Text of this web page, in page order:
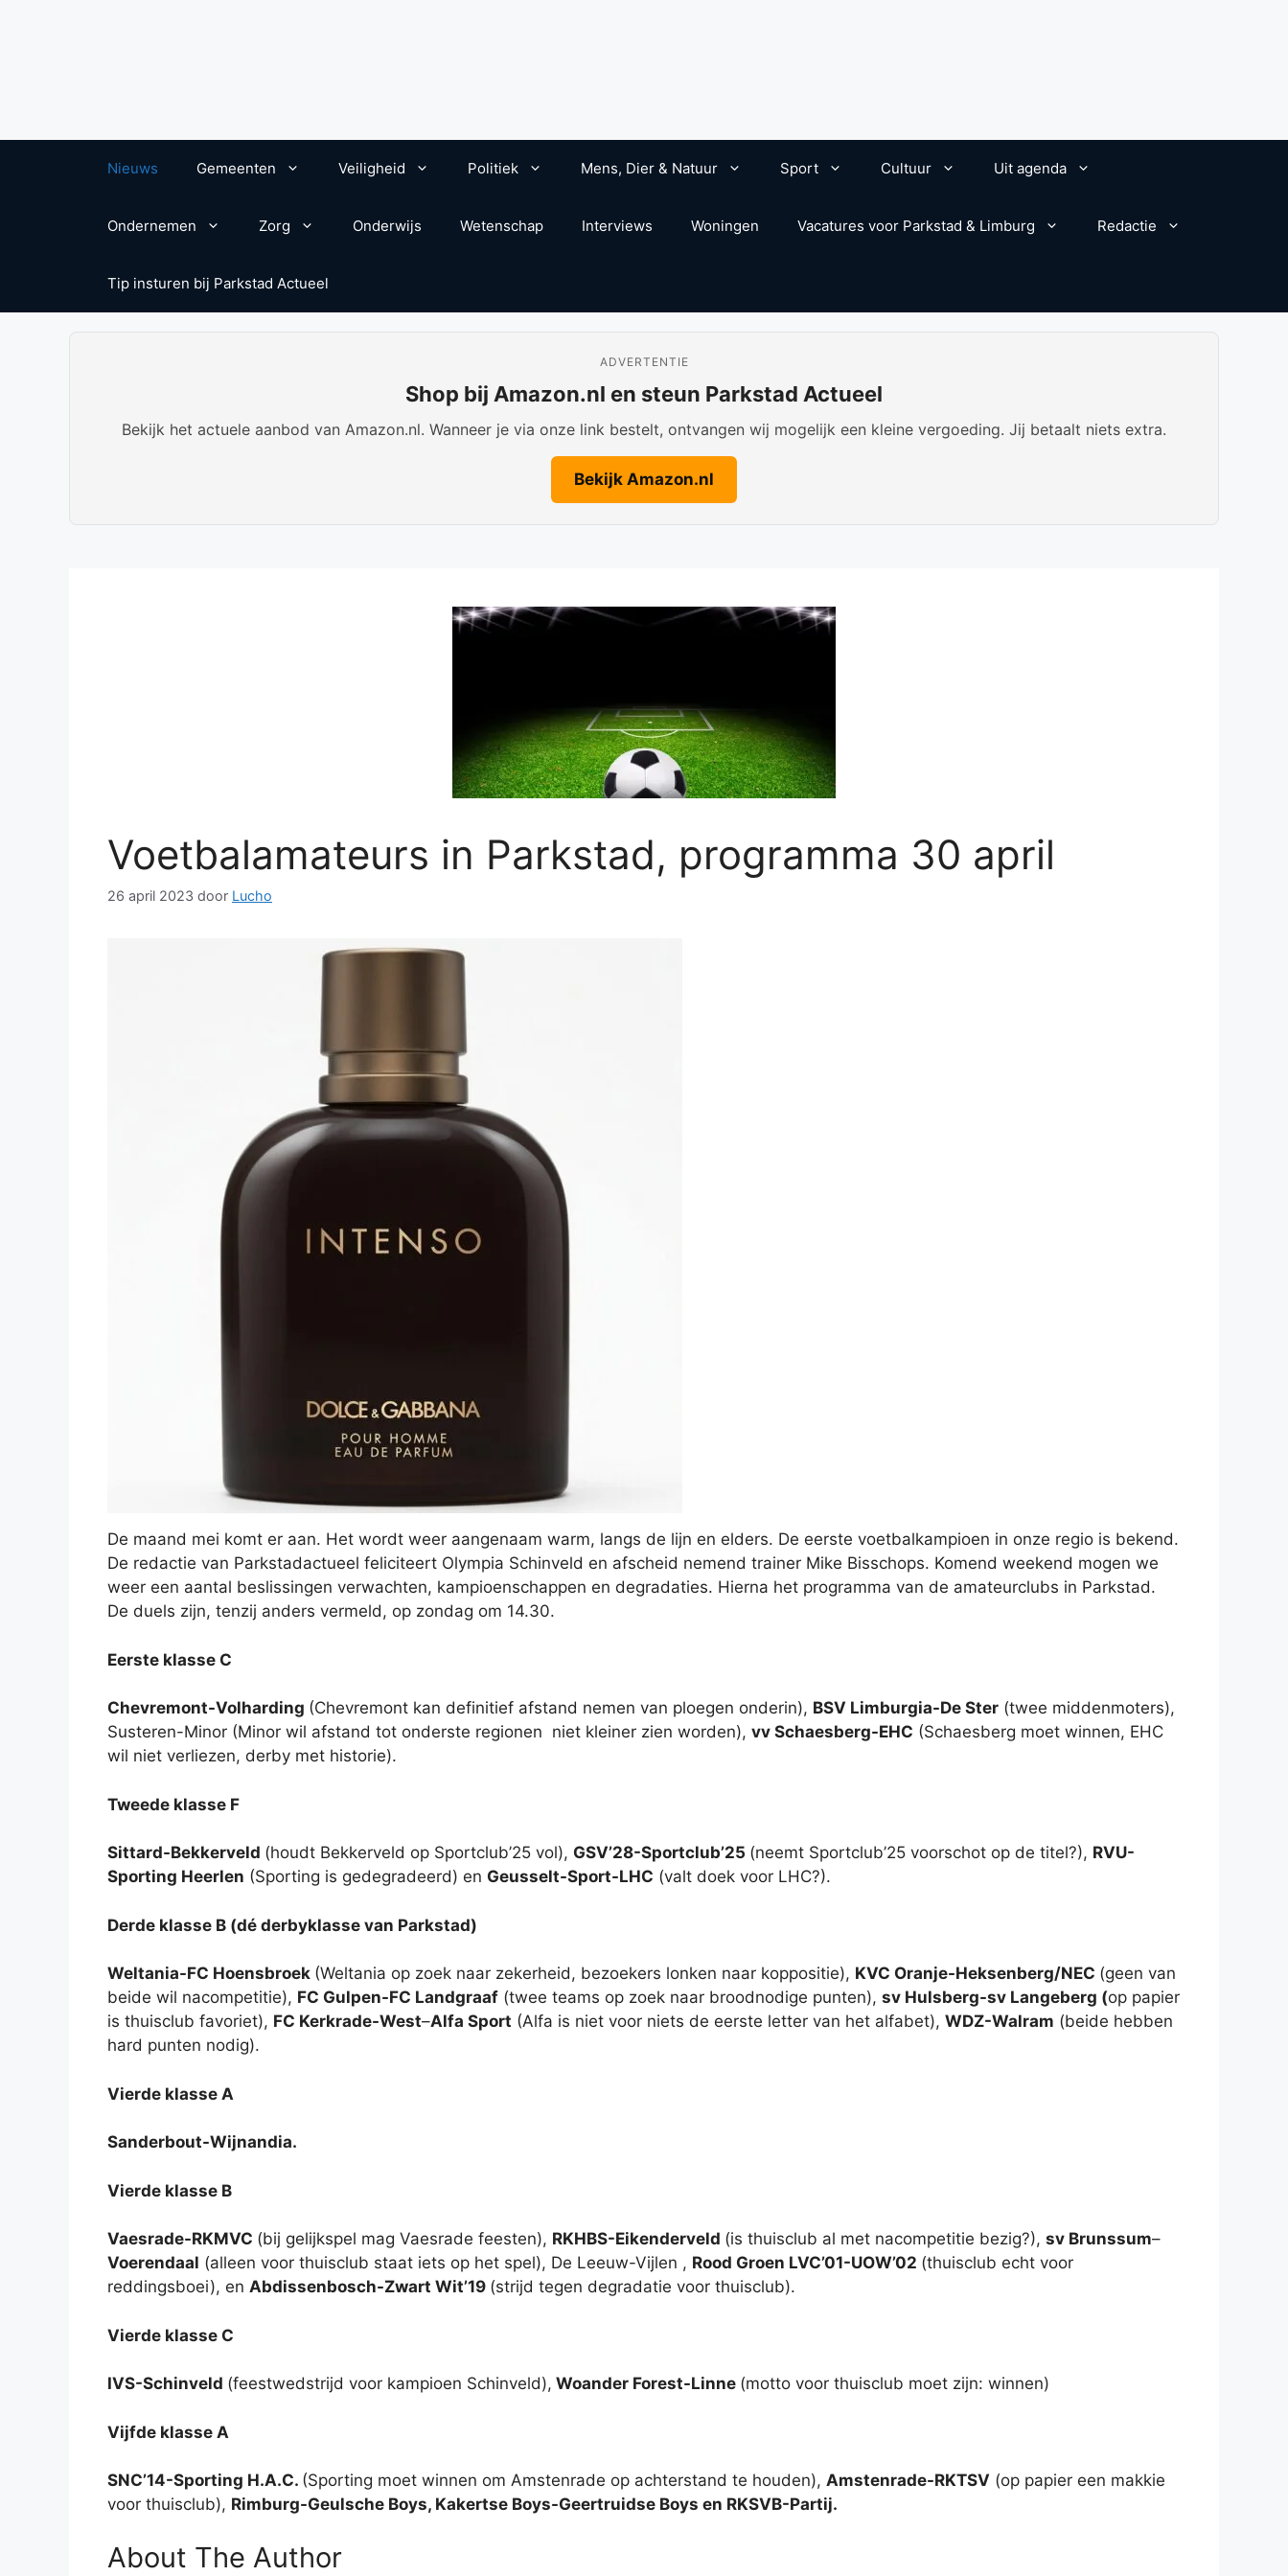
Nieuws Gemeenten Veiligheid Politiek Mens, Dier & Natuur Sport Cultuur Uit agenda
Ondernemen Zorg Onderwijs Wetenschap Interviews Woningen Vacatures voor Parkstad & Limburg Redactie
Tip insturen bij Parkstad Actueel
ADVERTENTIE
Shop bij Amazon.nl en steun Parkstad Actueel
Bekijk het actuele aanbod van Amazon.nl. Wanneer je via onze link bestelt, ontvangen wij mogelijk een kleine vergoeding. Jij betaalt niets extra.
Bekijk Amazon.nl
Voetbalamateurs in Parkstad, programma 30 april
26 april 2023 door Lucho
De maand mei komt er aan. Het wordt weer aangenaam warm, langs de lijn en elders. De eerste voetbalkampioen in onze regio is bekend.
De redactie van Parkstadactueel feliciteert Olympia Schinveld en afscheid nemend trainer Mike Bisschops. Komend weekend mogen we
weer een aantal beslissingen verwachten, kampioenschappen en degradaties. Hierna het programma van de amateurclubs in Parkstad.
De duels zijn, tenzij anders vermeld, op zondag om 14.30.
Eerste klasse C
Chevremont-Volharding (Chevremont kan definitief afstand nemen van ploegen onderin), BSV Limburgia-De Ster (twee middenmoters),
Susteren-Minor (Minor wil afstand tot onderste regionen niet kleiner zien worden), vv Schaesberg-EHC (Schaesberg moet winnen, EHC
wil niet verliezen, derby met historie).
Tweede klasse F
Sittard-Bekkerveld (houdt Bekkerveld op Sportclub’25 vol), GSV’28-Sportclub’25 (neemt Sportclub’25 voorschot op de titel?), RVU-
Sporting Heerlen (Sporting is gedegradeerd) en Geusselt-Sport-LHC (valt doek voor LHC?).
Derde klasse B (dé derbyklasse van Parkstad)
Weltania-FC Hoensbroek (Weltania op zoek naar zekerheid, bezoekers lonken naar koppositie), KVC Oranje-Heksenberg/NEC (geen van
beide wil nacompetitie), FC Gulpen-FC Landgraaf (twee teams op zoek naar broodnodige punten), sv Hulsberg-sv Langeberg (op papier
is thuisclub favoriet), FC Kerkrade-West–Alfa Sport (Alfa is niet voor niets de eerste letter van het alfabet), WDZ-Walram (beide hebben
hard punten nodig).
Vierde klasse A
Sanderbout-Wijnandia.
Vierde klasse B
Vaesrade-RKMVC (bij gelijkspel mag Vaesrade feesten), RKHBS-Eikenderveld (is thuisclub al met nacompetitie bezig?), sv Brunssum–
Voerendaal (alleen voor thuisclub staat iets op het spel), De Leeuw-Vijlen , Rood Groen LVC’01-UOW’02 (thuisclub echt voor
reddingsboei), en Abdissenbosch-Zwart Wit’19 (strijd tegen degradatie voor thuisclub).
Vierde klasse C
IVS-Schinveld (feestwedstrijd voor kampioen Schinveld), Woander Forest-Linne (motto voor thuisclub moet zijn: winnen)
Vijfde klasse A
SNC’14-Sporting H.A.C. (Sporting moet winnen om Amstenrade op achterstand te houden), Amstenrade-RKTSV (op papier een makkie
voor thuisclub), Rimburg-Geulsche Boys, Kakertse Boys-Geertruidse Boys en RKSVB-Partij.
About The Author